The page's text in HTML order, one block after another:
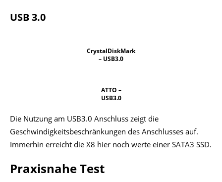
USB 3.0
CrystalDiskMark
– USB3.0
ATTO –
USB3.0
Die Nutzung am USB3.0 Anschluss zeigt die
Geschwindigkeitsbeschränkungen des Anschlusses auf.
Immerhin erreicht die X8 hier noch werte einer SATA3 SSD.
Praxisnahe Test